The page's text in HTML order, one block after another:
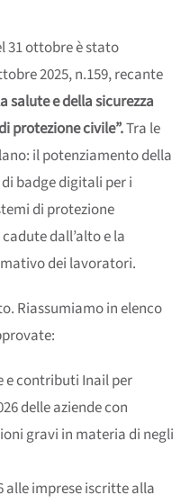
31 ottobre è stato
2025, n.159, recante
salute e della sicurezza
protezione civile”.Tra le
il potenziamento della
badge digitali per i
di protezione
dall’alto e la
dei lavoratori.
Riassumiamo in elenco
e contributi Inail per
delle aziende con
gravi in materia di negli
alle imprese iscritte alla